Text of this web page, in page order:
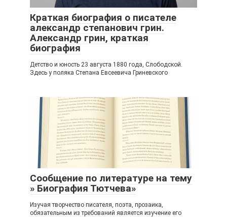
Краткая биография о писателе
александр степанович грин.
Александр грин, краткая
биография
Детство и юность 23 августа 1880 года, Слободской.
Здесь у поляка Степана Евсеевича Гриневского
Сообщение по литературе на тему
» Биография Тютчева»
Изучая творчество писателя, поэта, прозаика,
обязательным из требований является изучение его